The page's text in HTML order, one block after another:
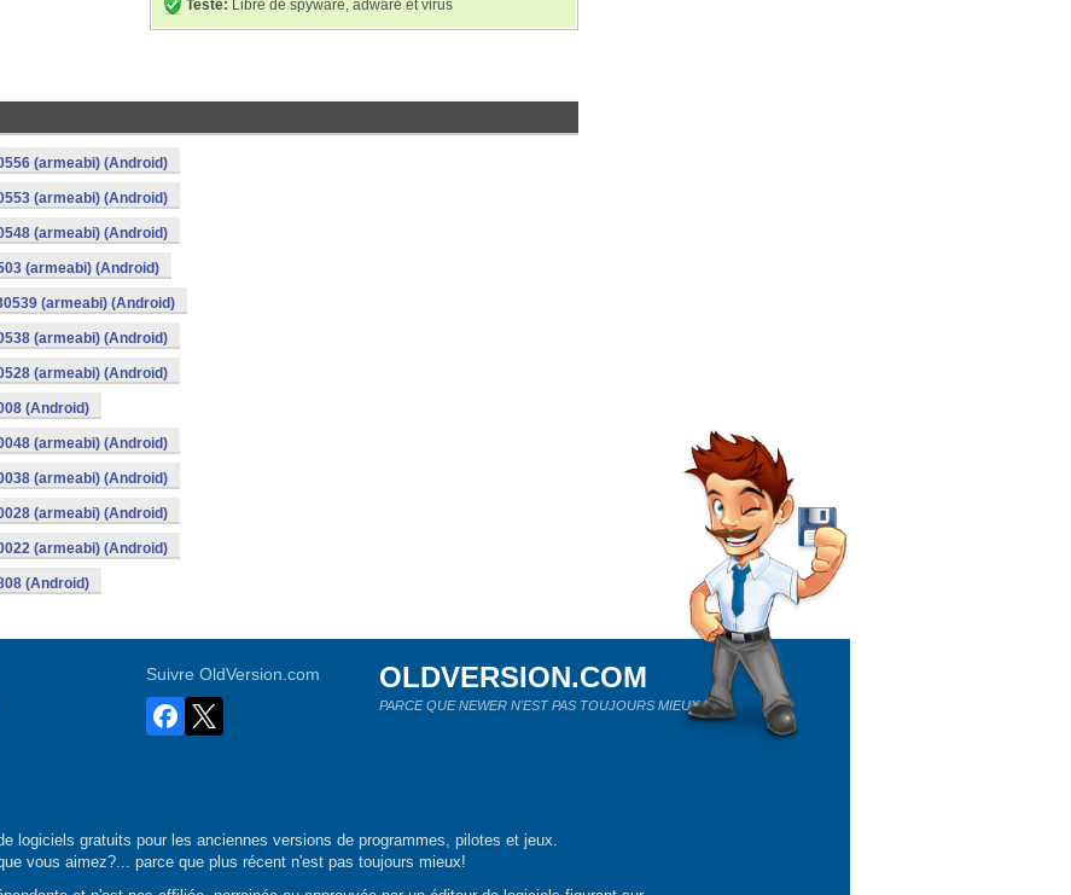
Testé: Libre de spyware, adware et virus
(armeabi) (Android)
(armeabi) (Android)
(armeabi) (Android)
(armeabi) (Android)
(armeabi) (Android)
(armeabi) (Android)
(armeabi) (Android)
(Android)
(armeabi) (Android)
(armeabi) (Android)
(armeabi) (Android)
(armeabi) (Android)
(Android)
Suivre OldVersion.com OLDVERSION.COM
PARCE QUE NEWER N'EST PAS TOUJOURS MIEUX !
logiciels gratuits pour les anciennes versions de programmes, pilotes et jeux.
vous aimez?... parce que plus récent n'est pas toujours mieux!